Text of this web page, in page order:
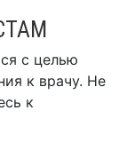
с целью
к врачу. Не
к